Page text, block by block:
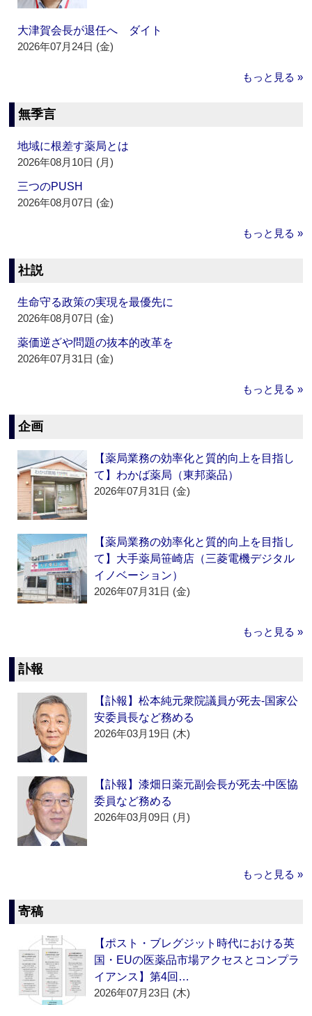
大津賀会長が退任へ ダイト
2026年07月24日 (金)
もっと見る »
無季言
地域に根差す薬局とは
2026年08月10日 (月)
三つのPUSH
2026年08月07日 (金)
もっと見る »
社説
生命守る政策の実現を最優先に
2026年08月07日 (金)
薬価逆ざや問題の抜本的改革を
2026年07月31日 (金)
もっと見る »
企画
【薬局業務の効率化と質的向上を目指し
て】わかば薬局（東邦薬品）
2026年07月31日 (金)
【薬局業務の効率化と質的向上を目指し
て】大手薬局笹崎店（三菱電機デジタル
イノベーション）
2026年07月31日 (金)
もっと見る »
訃報
【訃報】松本純元衆院議員が死去‐国家公
安委員長など務める
2026年03月19日 (木)
【訃報】漆畑日薬元副会長が死去‐中医協
委員など務める
2026年03月09日 (月)
もっと見る »
寄稿
【ポスト・ブレグジット時代における英
国・EUの医薬品市場アクセスとコンプラ
イアンス】第4回…
2026年07月23日 (木)